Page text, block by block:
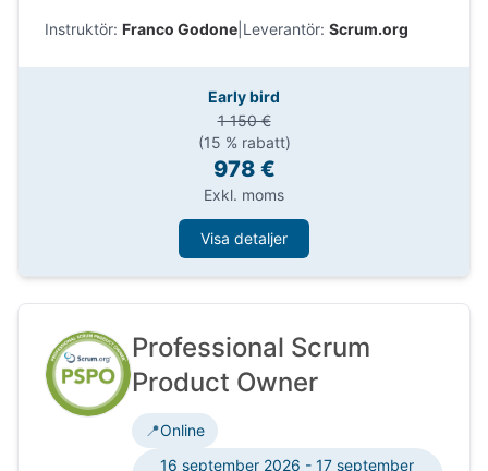
Impara come Professional Scrum aiuta i Product
Owner a prendere decisioni migliori e
massimizzare il valore.
Instruktör: Franco Godone Leverantör: Scrum.org
Early bird
1 150 €
(15 % rabatt)
978 €
Exkl. moms
Visa detaljer
Professional Scrum
Product Owner
📍Online
16 september 2026 - 17 september